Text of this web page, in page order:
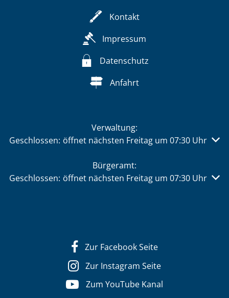
Kontakt
Impressum
Datenschutz
Anfahrt
Verwaltung:
Klicken, um weitere Öffnungs- oder Schließzeiten
Geschlossen: öffnet nächsten Freitag um 07:30 Uhr
Bürgeramt:
Klicken, um weitere Öffnungs- oder Schließzeiten
Geschlossen: öffnet nächsten Freitag um 07:30 Uhr
Zur Facebook Seite
Zur Instagram Seite
Zum YouTube Kanal